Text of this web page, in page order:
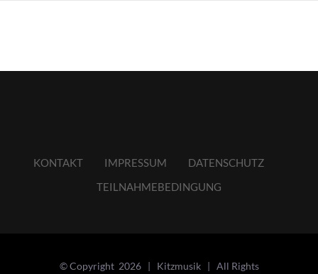
KONTAKT IMPRESSUM
DATENSCHUTZ
TEILNAHMEBEDINGUNG
© Copyright 2026 | Kitzmusik | All Rights